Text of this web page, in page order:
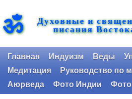
ॐ Духовные и
писания
Главная Индуизм Веды
Медитация
Руководство по
Аюрведа
Фото Индии